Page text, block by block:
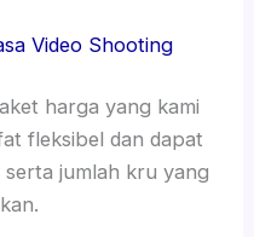
Video Shooting
harga yang kami
fleksibel dan dapat
serta jumlah kru yang